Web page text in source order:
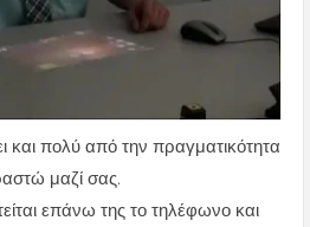
πολύ από την πραγματικότητα
μαζί σας.
επάνω της το τηλέφωνο και